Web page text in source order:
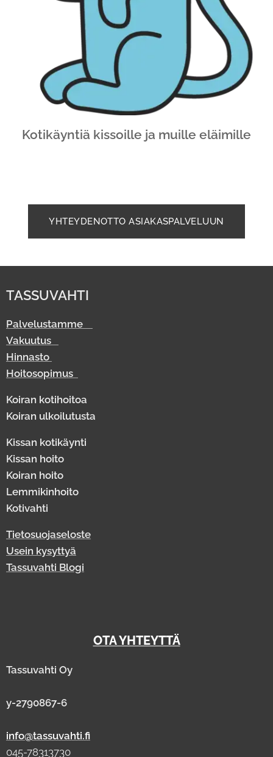
Kotikäyntiä kissoille ja muille eläimille
YHTEYDENOTTO ASIAKASPALVELUUN
TASSUVAHTI
Palvelustamme
Vakuutus
Hinnasto
Hoitosopimus
Koiran kotihoitoa
Koiran ulkoilutusta
Kissan kotikäynti
Kissan hoito
Koiran hoito
Lemmikinhoito
Kotivahti
Tietosuojaseloste
Usein kysyttyä
Tassuvahti Blogi
OTA YHTEYTTÄ
Tassuvahti Oy
y-2790867-6
info@tassuvahti.fi
045-78313730